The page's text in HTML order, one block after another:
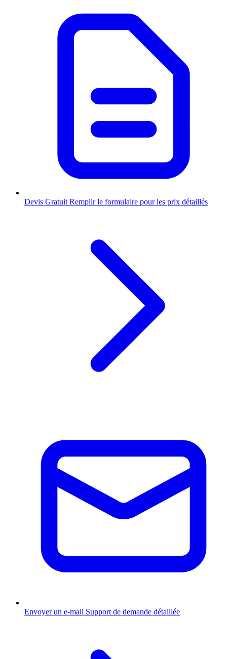
Devis Gratuit Remplir le formulaire pour les prix détaillés
Envoyer un e-mail Support de demande détaillée